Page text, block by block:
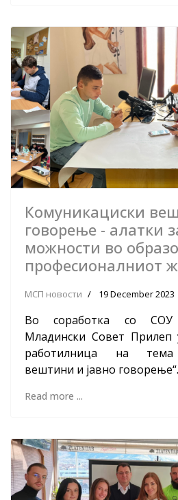
Комуникациски
говорење - алатки
можности во
професионалниот
МСП новости 19 December 2023
Во соработка со СОУ
Младински Совет Прилеп
работилница на тема
вештини и јавно говорење“.
Read more ...